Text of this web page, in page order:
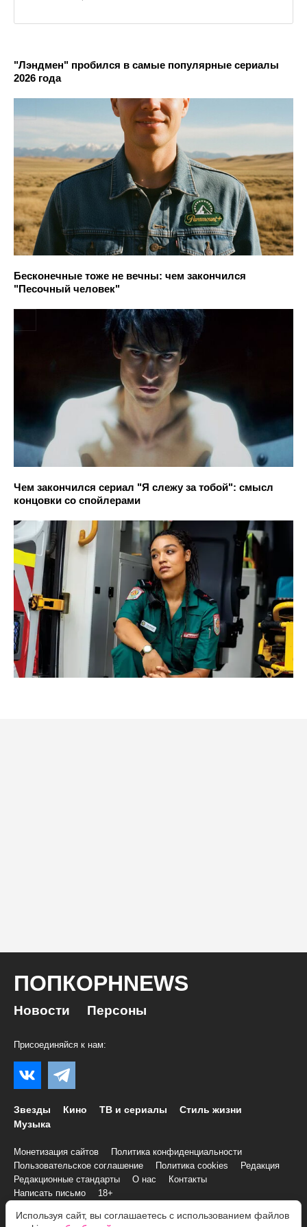
"Лэндмен" пробился в самые популярные сериалы
2026 года
Бесконечные тоже не вечны: чем закончился
"Песочный человек"
Чем закончился сериал "Я слежу за тобой": смысл
концовки со спойлерами
ПОПКОРНNEWS
Новости Персоны
Присоединяйся к нам:
Звезды Кино ТВ и сериалы
Стиль жизни
Музыка
Монетизация сайтов
Политика конфиденциальности
Пользовательское соглашение
Политика cookies
Редакция
Редакционные стандарты
О нас
Контакты
Написать письмо
18+
Используя сайт, вы соглашаетесь с использованием файлов